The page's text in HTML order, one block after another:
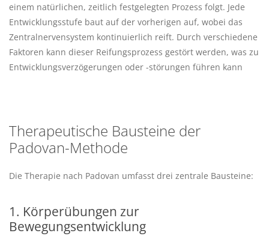
einem natürlichen, zeitlich festgelegten Prozess folgt. Jede
Entwicklungsstufe baut auf der vorherigen auf, wobei das
Zentralnervensystem kontinuierlich reift. Durch verschiedene
Faktoren kann dieser Reifungsprozess gestört werden, was zu
Entwicklungsverzögerungen oder -störungen führen kann
Therapeutische Bausteine der
Padovan-Methode
Die Therapie nach Padovan umfasst drei zentrale Bausteine:
1. Körperübungen zur
Bewegungsentwicklung